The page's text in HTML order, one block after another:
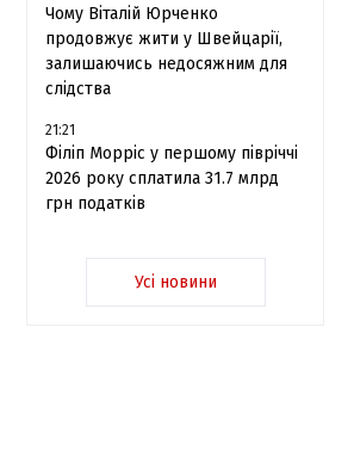
Чому Віталій Юрченко
продовжує жити у Швейцарії,
залишаючись недосяжним для
слідства
21:21
Філіп Морріс у першому півріччі
2026 року сплатила 31.7 млрд
грн податків
Усі новини